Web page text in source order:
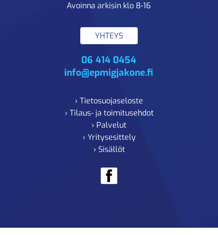
Avoinna arkisin klo 8-16
YHTEYS
06 414 0454
info@epmigjakone.fi
› Tietosuojaseloste
› Tilaus- ja toimitusehdot
› Palvelut
› Yritysesittely
› Sisällöt